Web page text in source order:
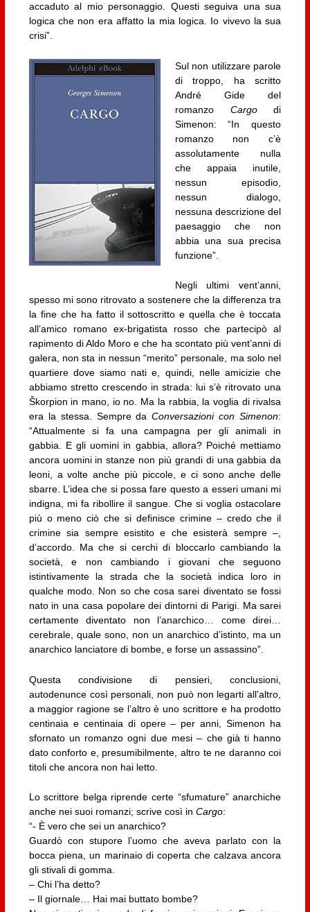
accaduto al mio personaggio. Questi seguiva una sua
logica che non era affatto la mia logica. Io vivevo la sua
crisi”.
Sul non utilizzare parole
di troppo, ha scritto
André Gide del
romanzo Cargodi
Simenon: “In questo
romanzo non c’è
assolutamente nulla
che appaia inutile,
nessun episodio,
nessun dialogo,
nessuna descrizione del
paesaggio che non
abbia una sua precisa
funzione”.
Negli ultimi vent’anni,
spesso mi sono ritrovato a sostenere che la differenza tra
la fine che ha fatto il sottoscritto e quella che è toccata
all’amico romano ex-brigatista rosso che partecipò al
rapimento di Aldo Moro e che ha scontato più vent’anni di
galera, non sta in nessun “merito” personale, ma solo nel
quartiere dove siamo nati e, quindi, nelle amicizie che
abbiamo stretto crescendo in strada: lui s’è ritrovato una
Škorpion in mano, io no. Ma la rabbia, la voglia di rivalsa
era la stessa. Sempre daConversazioni con Simenon:
“Attualmente si fa una campagna per gli animali in
gabbia. E gli uomini in gabbia, allora? Poiché mettiamo
ancora uomini in stanze non più grandi di una gabbia da
leoni, a volte anche più piccole, e ci sono anche delle
sbarre. L’idea che si possa fare questo a esseri umani mi
indigna, mi fa ribollire il sangue. Che si voglia ostacolare
più o meno ciò che si definisce crimine – credo che il
crimine sia sempre esistito e che esisterà sempre –,
d’accordo. Ma che si cerchi di bloccarlo cambiando la
società, e non cambiando i giovani che seguono
istintivamente la strada che la società indica loro in
qualche modo. Non so che cosa sarei diventato se fossi
nato in una casa popolare dei dintorni di Parigi. Ma sarei
certamente diventato non l’anarchico… come direi…
cerebrale, quale sono, non un anarchico d’istinto, ma un
anarchico lanciatore di bombe, e forse un assassino”.
Questa condivisione di pensieri, conclusioni,
autodenunce così personali, non può non legarti all’altro,
a maggior ragione se l’altro è uno scrittore e ha prodotto
centinaia e centinaia di opere – per anni, Simenon ha
sfornato un romanzo ogni due mesi – che già ti hanno
dato conforto e, presumibilmente, altro te ne daranno coi
titoli che ancora non hai letto.
Lo scrittore belga riprende certe “sfumature” anarchiche
anche nei suoi romanzi; scrive così in Cargo:
“- È vero che sei un anarchico?
Guardò con stupore l’uomo che aveva parlato con la
bocca piena, un marinaio di coperta che calzava ancora
gli stivali di gomma.
– Chi l’ha detto?
– Il giornale… Hai mai buttato bombe?